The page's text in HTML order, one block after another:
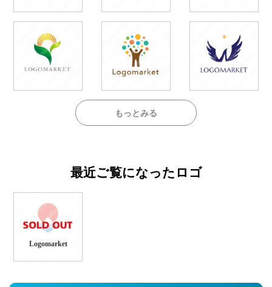
もっとみる
最近ご覧になったロゴ
Logomarket